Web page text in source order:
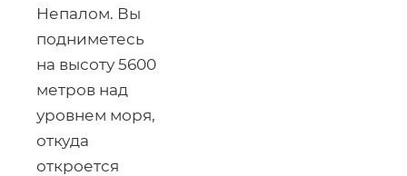
Непалом. Вы
подниметесь
на высоту 5600
метров над
уровнем моря,
откуда
откроется